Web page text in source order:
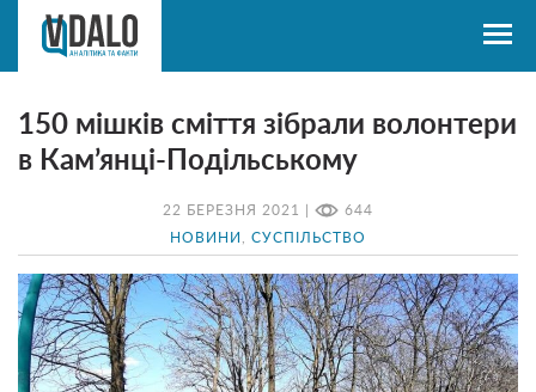
22 БЕРЕЗНЯ 2021 | 644
НОВИНИ СУСПІЛЬСТВО
150 мішків сміття зібрали волонтери
в Кам’янці-Подільському